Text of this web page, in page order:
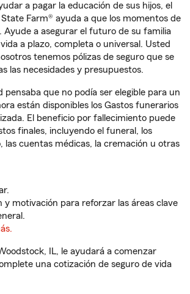
a pagar la educación de sus hijos, el
Farm® ayuda a que los momentos de
Ayude a asegurar el futuro de su familia
a plazo, completa o universal. Usted
tenemos pólizas de seguro que se
las necesidades y presupuestos.
pensaba que no podía ser elegible para un
están disponibles los Gastos funerarios
El beneficio por fallecimiento puede
finales, incluyendo el funeral, los
las cuentas médicas, la cremación u otras
y motivación para reforzar las áreas clave
IL, le ayudará a comenzar
una cotización de seguro de vida